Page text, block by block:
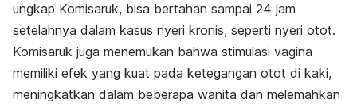
ungkap Komisaruk, bisa bertahan sampai 24 jam
setelahnya dalam kasus nyeri kronis, seperti nyeri otot.
Komisaruk juga menemukan bahwa stimulasi vagina
memiliki efek yang kuat pada ketegangan otot di kaki,
meningkatkan dalam beberapa wanita dan melemahkan